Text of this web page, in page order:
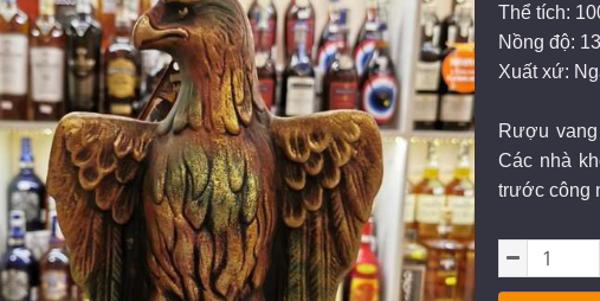
Thể tích:
Nồng độ:
Xuất xứ:
Rượu
Các nhà
trước công